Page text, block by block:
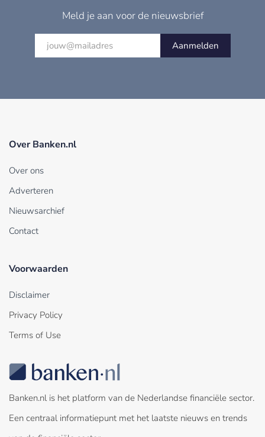
Meld je aan voor de nieuwsbrief
Aanmelden
Over Banken.nl
Over ons
Adverteren
Nieuwsarchief
Contact
Voorwaarden
Disclaimer
Privacy Policy
Terms of Use
Banken.nl is het platform van de Nederlandse financiële sector.
Een centraal informatiepunt met het laatste nieuws en trends